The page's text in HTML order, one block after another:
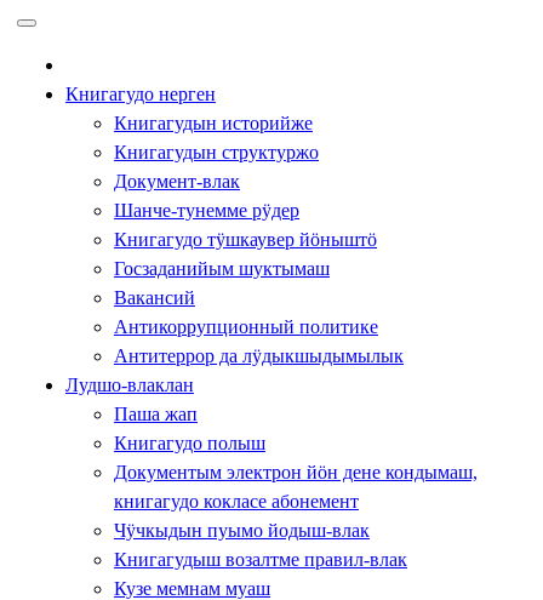
содержимому
Книгагудо нерген
Книгагудын историйже
Книгагудын структуржо
Документ-влак
Шанче-тунемме рӱдер
Книгагудо тӱшкаувер йӧныштӧ
Госзаданийым шуктымаш
Вакансий
Антикоррупционный политике
Антитеррор да лӱдыкшыдымылык
Лудшо-влаклан
Паша жап
Книгагудо полыш
Документым электрон йӧн дене кондымаш,
книгагудо кокласе абонемент
Чӱчкыдын пуымо йодыш-влак
Книгагудыш возалтме правил-влак
Кузе мемнам муаш